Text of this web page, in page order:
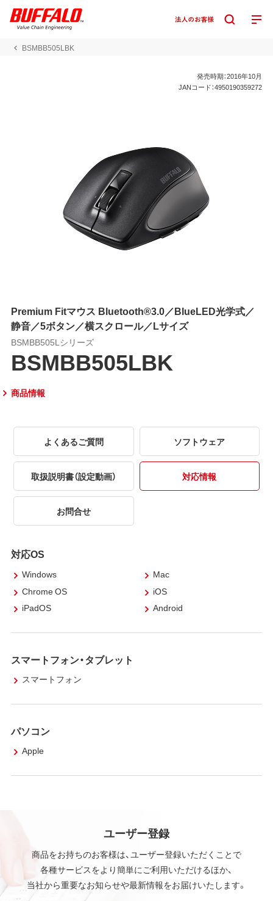
BSMBB505LBK
発売時期：2016年10月
JANコード：4950190359272
Premium Fitマウス Bluetooth®3.0／BlueLED光学式／
静音／5ボタン／横スクロール／Lサイズ
BSMBB505Lシリーズ
BSMBB505LBK
商品情報
よくあるご質問 ソフトウェア
取扱説明書（設定動画） 対応情報
お問合せ
対応OS
Windows
Mac
Chrome OS
iOS
iPadOS
Android
スマートフォン・タブレット
スマートフォン
パソコン
Apple
ユーザー登録
商品をお持ちのお客様は、ユーザー登録いただくことで
各種サービスをより簡単にご利用いただけるほか、
当社から重要なお知らせや最新情報をお届けいたします。